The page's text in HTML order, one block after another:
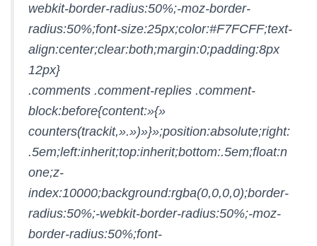
webkit-border-radius:50%;-moz-border-
radius:50%;font-size:25px;color:#F7FCFF;text-
align:center;clear:both;margin:0;padding:8px
12px}
.comments .comment-replies .comment-
block:before{content:»{»
counters(trackit,».»)»}»;position:absolute;right:
.5em;left:inherit;top:inherit;bottom:.5em;float:n
one;z-
index:10000;background:rgba(0,0,0,0);border-
radius:50%;-webkit-border-radius:50%;-moz-
border-radius:50%;font-